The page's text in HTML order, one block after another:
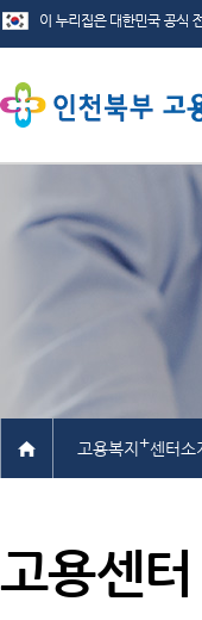
고용복지 +센터소
고용센터